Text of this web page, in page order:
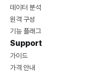
데이터 분석
원격 구성
기능 플래그
Support
가이드
가격 안내